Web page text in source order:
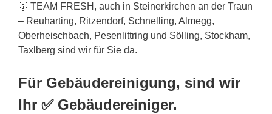
🥇 TEAM FRESH, auch in Steinerkirchen an der Traun
– Reuharting, Ritzendorf, Schnelling, Almegg,
Oberheischbach, Pesenlittring und Sölling, Stockham,
Taxlberg sind wir für Sie da.
Für Gebäudereinigung, sind wir
Ihr ✅ Gebäudereiniger.